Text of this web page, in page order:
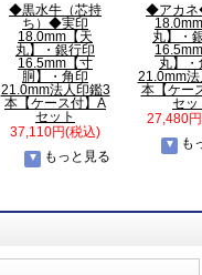
◆黒水牛（芯持
ち）◆実印
18.0mm【天
丸】・銀行印
16.5mm【寸
胴】・角印
21.0mm法人印鑑3
本【ケース付】A
セット
37,110円(税込)
もっと見る
◆アカ
丸】・
丸】・
21.0mm
本【ケー
セッ
27,480
も